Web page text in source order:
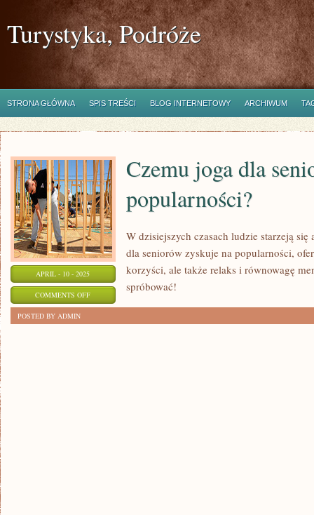
Turystyka, Podróże
STRONA GŁÓWNA SPIS TREŚCI BLOG INTERNETOWY ARCHIWUM
APRIL - 10 - 2025
COMMENTS OFFON
Czemu joga dla
popularności?
W dzisiejszych czasach ludzie starzeją
dla seniorów zyskuje na popularności,
korzyści, ale także relaks i równowagę
spróbować!
POSTED BY ADMIN